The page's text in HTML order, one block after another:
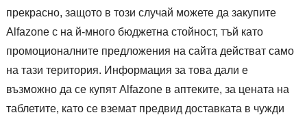
прекрасно, защото в този случай можете да закупите
Alfazone с на й-много бюджетна стойност, тъй като
промоционалните предложения на сайта действат само
на тази територия. Информация за това дали е
възможно да се купят Alfazone в аптеките, за цената на
таблетите, като се вземат предвид доставката в чужди